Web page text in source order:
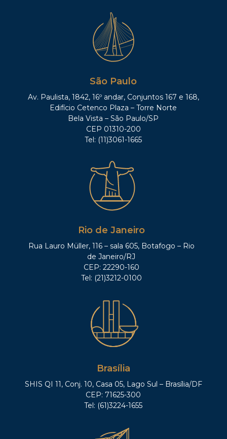
São Paulo
Av. Paulista, 1842, 16º andar, Conjuntos 167 e 168,
Edifício Cetenco Plaza – Torre Norte
Bela Vista – São Paulo/SP
CEP 01310-200
Tel: (11)3061-1665
Rio de Janeiro
Rua Lauro Müller, 116 – sala 605, Botafogo – Rio
de Janeiro/RJ
CEP: 22290-160
Tel: (21)3212-0100
Brasília
SHIS QI 11, Conj. 10, Casa 05, Lago Sul – Brasília/DF
CEP: 71625-300
Tel: (61)3224-1655